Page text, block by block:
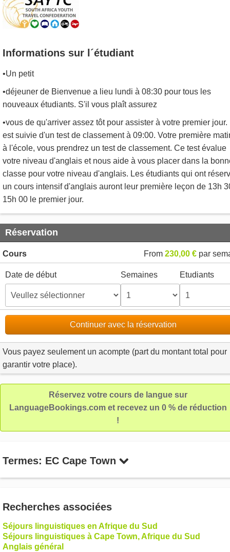
Informations sur l´étudiant
•Un petit
•déjeuner de Bienvenue a lieu lundi à 08:30 pour tous les
nouveaux étudiants. S'il vous plaît assurez
•vous de qu'arriver assez tôt pour assister à votre premier jour.
est suivie d'un test de classement à 09:00. Votre première
à l'école, vous prendrez un test de classement. Ce test évalue
votre niveau d'anglais et nous aide à vous placer dans la
classe pour votre niveau d'anglais. Les étudiants qui ont
un cours intensif d'anglais auront leur première leçon de 13h
15h 00 le premier jour.
Réservation
Cours From 230,00 € par
Date de début Semaines Etudiants
Continuer avec la réservation
Vous payez seulement un acompte (part du montant total pour
garantir votre place).
Réservez votre cours de langue sur
LanguageBookings.com et recevez un 0 % de réduction
!
Termes: EC Cape Town
Recherches associées
Séjours linguistiques en Afrique du Sud
Séjours linguistiques à Cape Town, Afrique du Sud
Anglais général